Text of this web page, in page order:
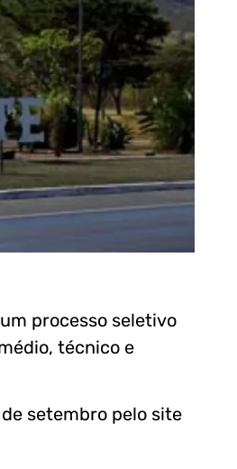
processo seletivo
técnico e
setembro pelo site